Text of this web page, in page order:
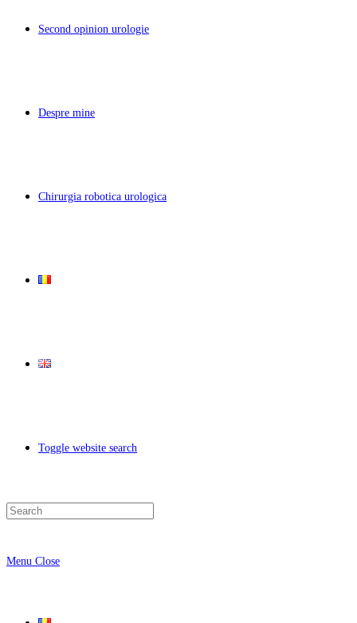
Second opinion urologie
Despre mine
Chirurgia robotica urologica
Toggle website search
Menu Close